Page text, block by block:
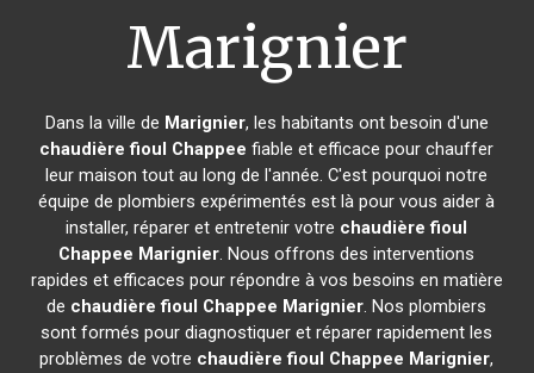
Marignier
Dans la ville de Marignier, les habitants ont besoin d'une
chaudière fioul Chappee fiable et efficace pour chauffer
leur maison tout au long de l'année. C'est pourquoi notre
équipe de plombiers expérimentés est là pour vous aider à
installer, réparer et entretenir votre chaudière fioul
Chappee Marignier. Nous offrons des interventions
rapides et efficaces pour répondre à vos besoins en matière
de chaudière fioul Chappee Marignier. Nos plombiers
sont formés pour diagnostiquer et réparer rapidement les
problèmes de votre chaudière fioul Chappee Marignier,